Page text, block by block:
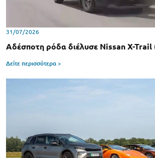
31/07/2026
Αδέσποτη ρόδα διέλυσε Nissan X-
Δείτε περισσότερα >